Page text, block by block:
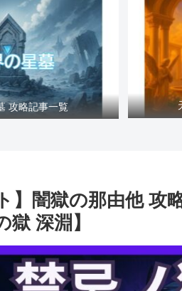
攻略記事一覧
】闇獄の那由他
獄 深淵】